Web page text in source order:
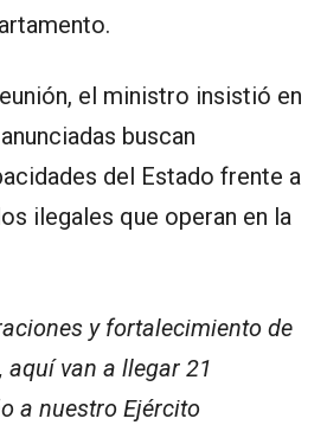
el ministro insistió en
buscan
del Estado frente a
ilegales que operan en la
y fortalecimiento de
aquí van a llegar 21
a nuestro Ejército